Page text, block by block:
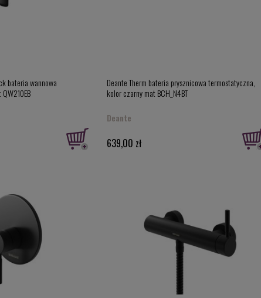
bateria wannowa
Deante Therm bateria prysznicowa termostatyczna,
kolor czarny mat BCH_N4BT
Deante
639,00 zł